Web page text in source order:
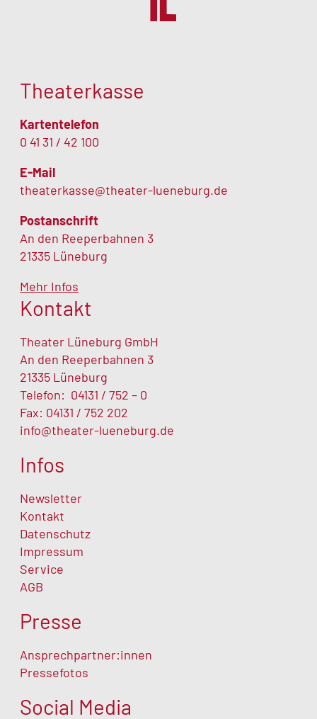
Theaterkasse
Kartentelefon
0 41 31 / 42 100
E-Mail
theaterkasse@theater-lueneburg.de
Postanschrift
An den Reeperbahnen 3
21335 Lüneburg
Mehr Infos
Kontakt
Theater Lüneburg GmbH
An den Reeperbahnen 3
21335 Lüneburg
Telefon: 04131 / 752 – 0
Fax: 04131 / 752 202
info@theater-lueneburg.de
Infos
Newsletter
Kontakt
Datenschutz
Impressum
Service
AGB
Presse
Ansprechpartner:innen
Pressefotos
Social Media